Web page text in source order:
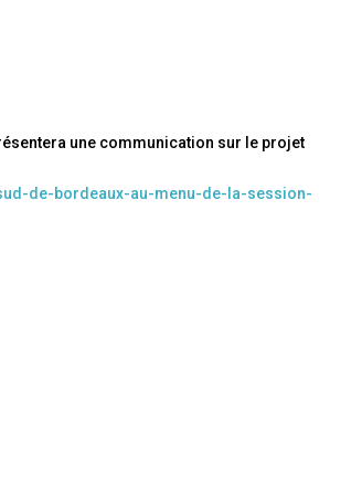
une communication sur le projet
de-bordeaux-au-menu-de-la-session-